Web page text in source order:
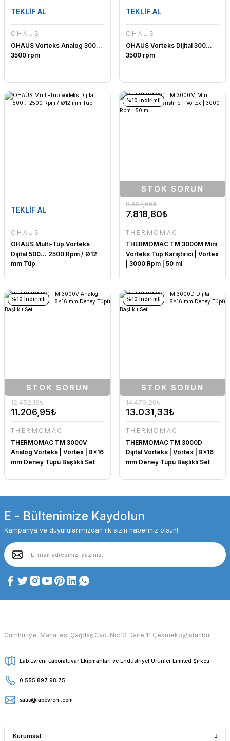
TEKLİF AL
OHAUS
OHAUS Vorteks Analog 300...
3500 rpm
TEKLİF AL
OHAUS
OHAUS Vorteks Dijital 300...
3500 rpm
TEKLİF AL
OHAUS
OHAUS Multi-Tüp Vorteks
Dijital 500... 2500 Rpm / Ø12
mm Tüp
%10 İndirimli
STOK SORUN
7.818,80₺
8.687,56₺
THERMOMAC
THERMOMAC TM 3000M Mini
Vorteks Tüp Karıştırıcı | Vortex
| 3000 Rpm | 50 ml
%10 İndirimli
STOK SORUN
11.206,95₺
12.452,16₺
THERMOMAC
THERMOMAC TM 3000V
Analog Vorteks | Vortex | 8x16
mm Deney Tüpü Başlıklı Set
%10 İndirimli
STOK SORUN
13.031,33₺
14.479,26₺
THERMOMAC
THERMOMAC TM 3000D
Dijital Vorteks | Vortex | 8x16
mm Deney Tüpü Başlıklı Set
E - Bültenimize Kaydolun
Kampanya ve duyurularımızdan ilk sizin haberiniz olsun!
Cumhuriyet Mahallesi Çağdaş Cad. No:13 Daire:11 Çekmeköy/İstanbul
Lab Evreni Laboratuvar Ekipmanları ve Endüstriyel Ürünler Limited Şirketi
0 555 897 98 75
satis@labevreni.com
Kurumsal